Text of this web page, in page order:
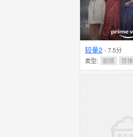
较量2 - 7.5分
类型: 剧情 惊悚